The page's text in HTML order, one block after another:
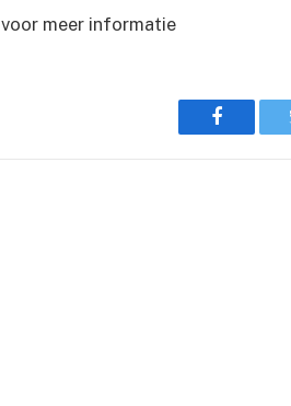
voor meer informatie